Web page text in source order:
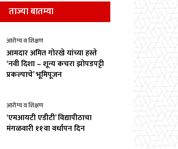
ताज्या बातम्या
आरोग्य व शिक्षण
आमदार अमित गोरखे यांच्या हस्ते
‘नवी दिशा – शून्य कचरा झोपडपट्टी
प्रकल्पाचे’ भूमिपूजन
आरोग्य व शिक्षण
‘एमआयटी एडीटी’ विद्यापीठाचा
मंगळवारी ११वा वर्धापन दिन